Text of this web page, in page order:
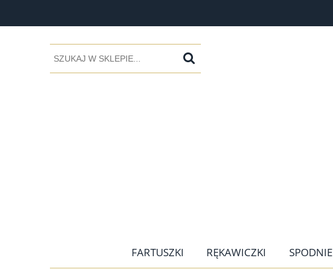
FARTUSZKI RĘKAWICZKI SPODNIE